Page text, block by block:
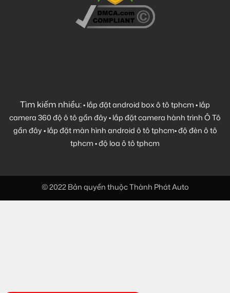
Tìm kiếm nhiều:•lắp đặt android box ô tô tphcm•lắp
camera 360 độ ô tô gần đây•lắp đặt camera hành trình Ô Tô
gần đây•lắp đặt màn hình android ô tô tphcm•độ đèn ô tô
tphcm•độ loa ô tô tphcm
© 2022 Bản quyền thuộc Thành Phát Auto